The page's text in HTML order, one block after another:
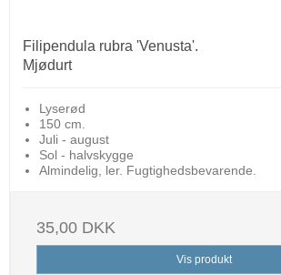
Filipendula rubra 'Venusta'.
Mjødurt
Lyserød
150 cm.
Juli - august
Sol - halvskygge
Almindelig, ler. Fugtighedsbevarende.
35,00 DKK
Vis produkt